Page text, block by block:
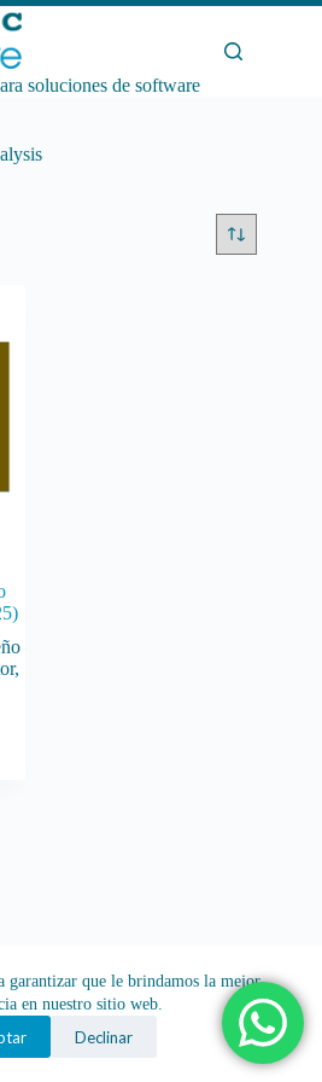
garantizar que le brindamos la mejor
en nuestro sitio web.
Declinar
soluciones de software
,